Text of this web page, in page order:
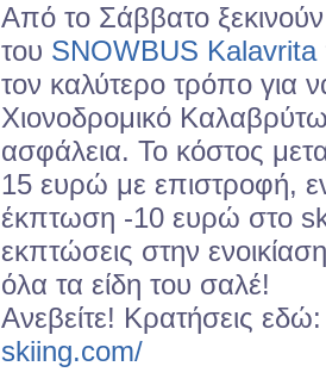
Από το Σάββατο
του SNOWBUS Kalavrita
τον καλύτερο τρόπο για
Χιονοδρομικό
ασφάλεια. Το κόστος
15 ευρώ με επιστροφή,
έκπτωση -10 ευρώ στο
εκπτώσεις στην
όλα τα είδη του σαλέ!
Ανεβείτε! Κρατήσεις
skiing.com/